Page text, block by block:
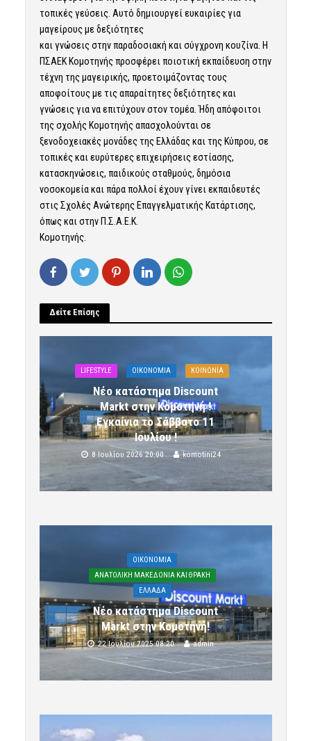
τοπικές γεύσεις. Αυτό δημιουργεί ευκαιρίες για
μαγείρους με δεξιότητες
και γνώσεις στην παραδοσιακή και σύγχρονη κουζίνα. Η
ΠΣΑΕΚ Κομοτηνής προσφέρει ποιοτική εκπαίδευση στην
τέχνη της μαγειρικής, προετοιμάζοντας τους
αποφοίτους με τις απαραίτητες δεξιότητες και
γνώσεις για να επιτύχουν στον τομέα. Ήδη απόφοιτοι
της σχολής Κομοτηνής απασχολούνται σε
ξενοδοχειακές μονάδες της Ελλάδας και της Κύπρου, σε
τοπικές και ευρύτερες επιχειρήσεις εστίασης,
κατασκηνώσεις, παιδικούς σταθμούς, δημόσια
νοσοκομεία και πάρα πολλοί έχουν γίνει εκπαιδευτές
στις Σχολές Ανώτερης Επαγγελματικής Κατάρτισης,
όπως και στην Π.Σ.Α.Ε.Κ.
Κομοτηνής.
Δείτε Επίσης
LIFESTYLE OIKONOMIA ΚΟΙΝΩΝΙΑ
Νέο κατάστημα Discount
Markt στην Κομοτηνή !
Εγκαίνια το Σάββατο 11
Ιουλίου !
8 Ιουλίου 2026 20:00 komotini24
OIKONOMIA
ΑΝΑΤΟΛΙΚΗ ΜΑΚΕΔΟΝΙΑ ΚΑΙ ΘΡΑΚΗ
ΕΛΛΑΔΑ
Νέο κατάστημα Discount
Markt στην Κομοτηνή!
22 Ιουλίου 2025 08:20 admin